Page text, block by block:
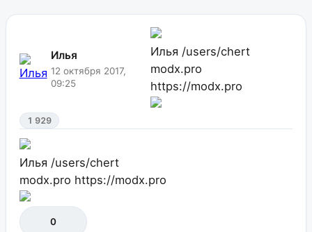
Илья
12 октября 2017,
09:25
Илья /users/chert
modx.pro
https://modx.pro
1 929
Илья /users/chert
modx.pro https://modx.pro
0